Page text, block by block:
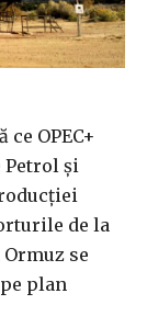
OPEC+
şi
de la
se
plan